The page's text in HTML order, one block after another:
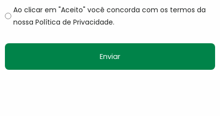
Ao clicar em "Aceito" você concorda com os termos da
nossa Política de Privacidade.